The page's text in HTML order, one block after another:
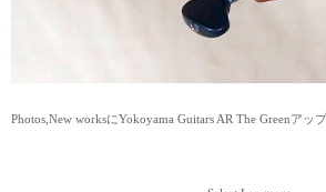
Photos,New worksにYokoyama Guitars AR The Greenアッ